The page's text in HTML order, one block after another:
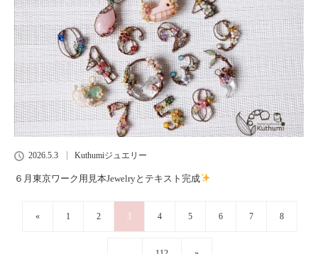
2026.5.3 Kuthumiジュエリー
６月東京ワーク用見本Jewelryとテキスト完成
« 1 2 3 4 5 6 7 8